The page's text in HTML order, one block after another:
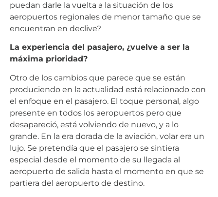
puedan darle la vuelta a la situación de los
aeropuertos regionales de menor tamaño que se
encuentran en declive?
La experiencia del pasajero, ¿vuelve a ser la
máxima prioridad?
Otro de los cambios que parece que se están
produciendo en la actualidad está relacionado con
el enfoque en el pasajero. El toque personal, algo
presente en todos los aeropuertos pero que
desapareció, está volviendo de nuevo, y a lo
grande. En la era dorada de la aviación, volar era un
lujo. Se pretendía que el pasajero se sintiera
especial desde el momento de su llegada al
aeropuerto de salida hasta el momento en que se
partiera del aeropuerto de destino.